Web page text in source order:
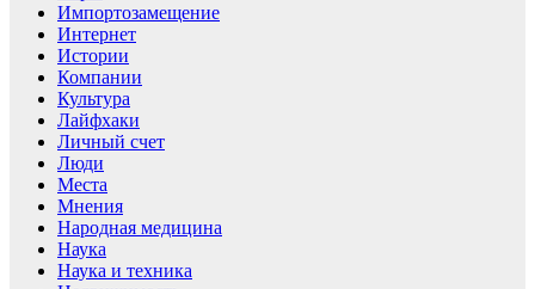
Импортозамещение
Интернет
Истории
Компании
Культура
Лайфхаки
Личный счет
Люди
Места
Мнения
Народная медицина
Наука
Наука и техника